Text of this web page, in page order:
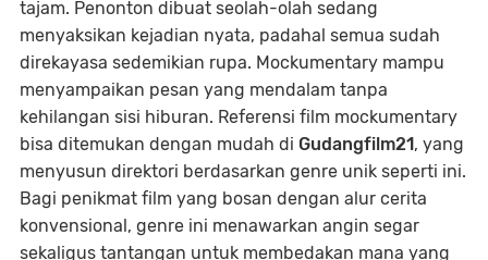
tajam. Penonton dibuat seolah-olah sedang
menyaksikan kejadian nyata, padahal semua sudah
direkayasa sedemikian rupa. Mockumentary mampu
menyampaikan pesan yang mendalam tanpa
kehilangan sisi hiburan. Referensi film mockumentary
bisa ditemukan dengan mudah di Gudangfilm21, yang
menyusun direktori berdasarkan genre unik seperti ini.
Bagi penikmat film yang bosan dengan alur cerita
konvensional, genre ini menawarkan angin segar
sekaligus tantangan untuk membedakan mana yang